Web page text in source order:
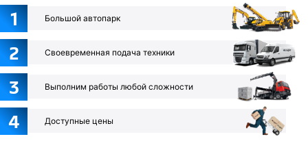
1 Большой автопарк
2 Своевременная подача техники
3 Выполним работы любой сложности
4 Доступные цены